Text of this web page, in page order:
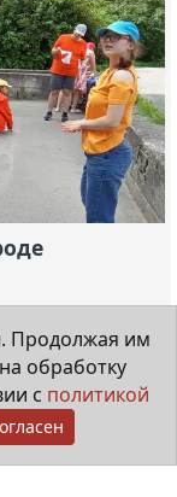
Продолжая им
обработку
с политикой